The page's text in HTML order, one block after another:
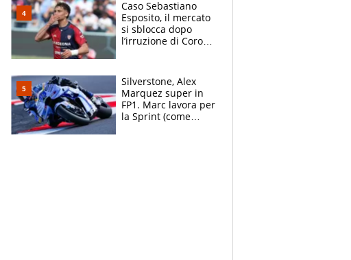
Caso Sebastiano
Esposito, il mercato
si sblocca dopo
l’irruzione di Corona
due big
Silverstone, Alex
Marquez super in
FP1. Marc lavora per
la Sprint (come